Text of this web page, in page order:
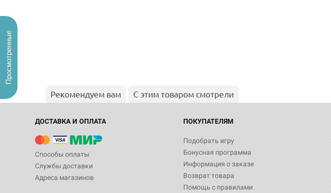
Рекомендуем вам С этим товаром смотрели
ДОСТАВКА И ОПЛАТА
Способы оплаты
Службы доставки
Адреса магазинов
ПОКУПАТЕЛЯМ
Подобрать игру
Бонусная программа
Информация о заказе
Возврат товара
Помощь с правилами
Просмотренные